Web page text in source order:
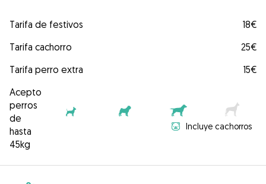
Tarifa de festivos
18€
Tarifa cachorro
25€
Tarifa perro extra
15€
Acepto
perros
de
hasta
45kg
Incluye cachorros